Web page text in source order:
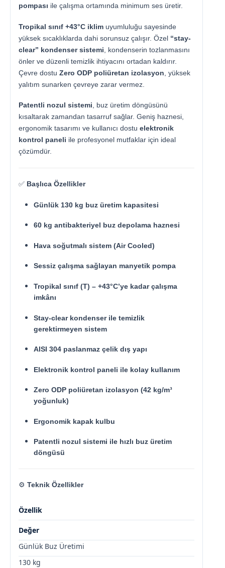
pompası ile çalışma ortamında minimum ses üretir.
Tropikal sınıf +43°C iklim uyumluluğu sayesinde
yüksek sıcaklıklarda dahi sorunsuz çalışır. Özel “stay-
clear” kondenser sistemi , kondenserin tozlanmasını
önler ve düzenli temizlik ihtiyacını ortadan kaldırır.
Çevre dostu Zero ODP poliüretan izolasyon , yüksek
yalıtım sunarken çevreye zarar vermez.
Patentli nozul sistemi, buz üretim döngüsünü
kısaltarak zamandan tasarruf sağlar. Geniş haznesi,
ergonomik tasarımı ve kullanıcı dostu elektronik
kontrol paneli ile profesyonel mutfaklar için ideal
çözümdür.
✅ Başlıca Özellikler
Günlük 130 kg buz üretim kapasitesi
60 kg antibakteriyel buz depolama haznesi
Hava soğutmalı sistem (Air Cooled)
Sessiz çalışma sağlayan manyetik pompa
Tropikal sınıf (T) – +43°C’ye kadar çalışma
imkânı
Stay-clear kondenser ile temizlik
gerektirmeyen sistem
AISI 304 paslanmaz çelik dış yapı
Elektronik kontrol paneli ile kolay kullanım
Zero ODP poliüretan izolasyon (42 kg/m³
yoğunluk)
Ergonomik kapak kulbu
Patentli nozul sistemi ile hızlı buz üretim
döngüsü
⚙️ Teknik Özellikler
Özellik
Değer
Günlük Buz Üretimi
130 kg